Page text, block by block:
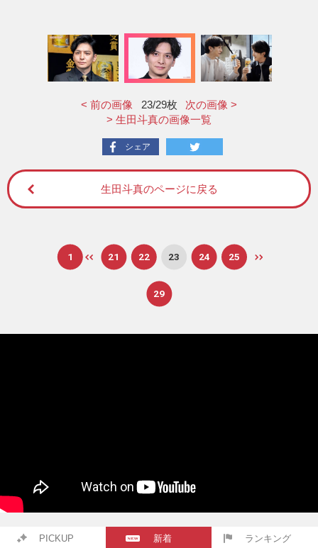
< 前の画像 23/29枚
次の画像 >
> 生田斗真の画像一覧
シェア
生田斗真のページに戻る
1 21 22 23 24 25
29
PICKUP 新着 ランキング